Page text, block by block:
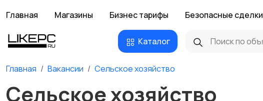
Главная Магазины Бизнес тарифы Безопасные сделки
Каталог
Главная Вакансии Сельское хозяйство
Сельское хозяйство